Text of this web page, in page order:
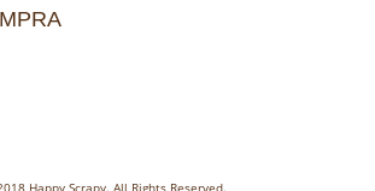
Happy Scrapy. All Rights Reserved.